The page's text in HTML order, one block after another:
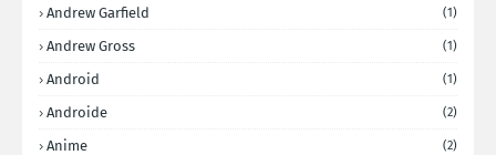
Andrew Garfield (1)
Andrew Gross (1)
Android (1)
Androide (2)
Anime (2)